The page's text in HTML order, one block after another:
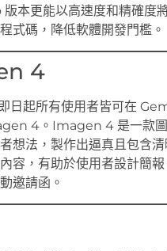
本更能以高速度和精確度
式碼，降低軟體開發門檻。
4
日起所有使用者皆可在
4。Imagen 4 是一款
想法，製作出逼真且包含
容，有助於使用者設計簡
邀請函。